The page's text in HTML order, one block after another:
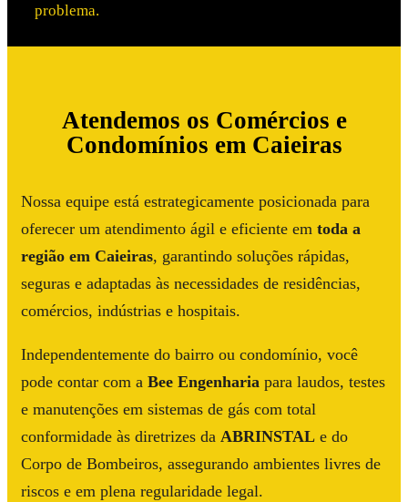
problema.
Atendemos os Comércios e
Condomínios em Caieiras
Nossa equipe está estrategicamente posicionada para
oferecer um atendimento ágil e eficiente em toda a
região em Caieiras, garantindo soluções rápidas,
seguras e adaptadas às necessidades de residências,
comércios, indústrias e hospitais.
Independentemente do bairro ou condomínio, você
pode contar com a Bee Engenharia para laudos, testes
e manutenções em sistemas de gás com total
conformidade às diretrizes da ABRINSTAL e do
Corpo de Bombeiros, assegurando ambientes livres de
riscos e em plena regularidade legal.